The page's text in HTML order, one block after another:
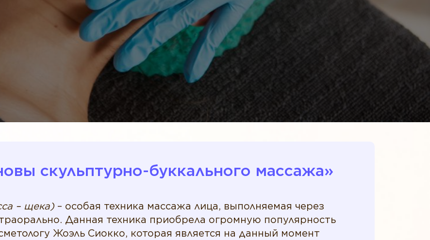
скульптурно-буккального массажа»‎
– щека) – особая техника массажа лица, выполняемая через
Данная техника приобрела огромную популярность
Жоэль Сиокко, которая является на данный момент